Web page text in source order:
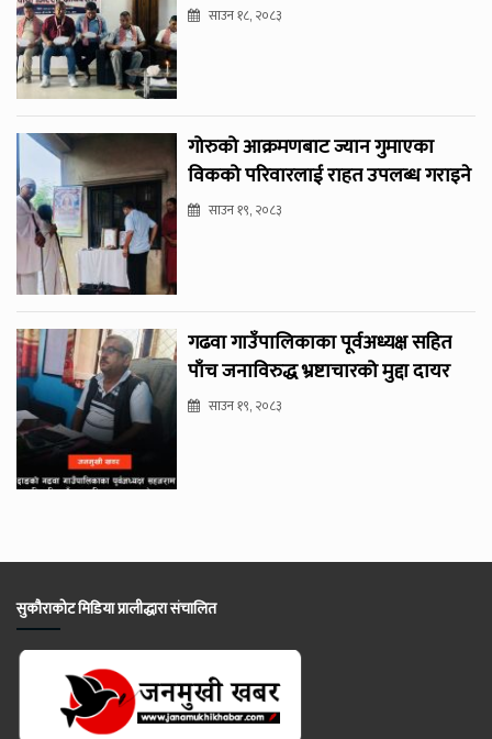
साउन १८, २०८३
गोरुको आक्रमणबाट ज्यान गुमाएका
विकको परिवारलाई राहत उपलब्ध गराइने
साउन १९, २०८३
गढवा गाउँपालिकाका पूर्वअध्यक्ष सहित
पाँच जनाविरुद्ध भ्रष्टाचारको मुद्दा दायर
साउन १९, २०८३
सुकौराकोट मिडिया प्रालीद्धारा संचालित